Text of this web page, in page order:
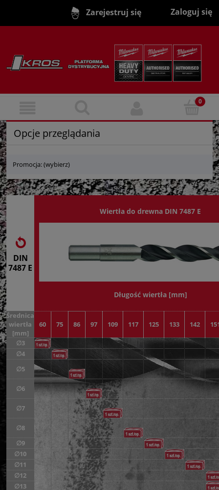
Zarejestruj się Zaloguj się
Opcje przeglądania
Promocja: (wybierz)
DIN
7487 E
Wiertła do drewna DIN 7487 E
Długość wiertła [mm]
Średnica
wiertła
[mm]
60 75 86 97 109 117 125 133 142
∅3
∅4
∅5
∅6
∅7
∅8
∅9
∅10
∅11
∅12
∅13